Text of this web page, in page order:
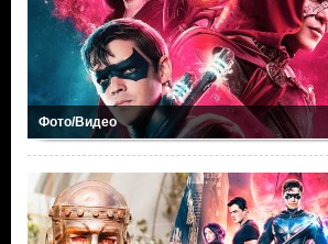
Фото/Видео